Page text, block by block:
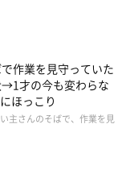
作業を見守っていた
才の今も変わらな
ほっこり
主さんのそばで、作業を見